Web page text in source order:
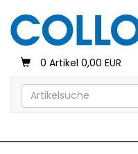
0 Artikel 0,00 EUR